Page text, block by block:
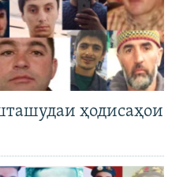
ҳодисаҳои